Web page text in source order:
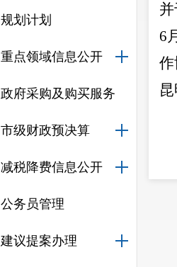
规划计划
重点领域信息公开
政府采购及购买服务
市级财政预决算
减税降费信息公开
公务员管理
建议提案办理
6月